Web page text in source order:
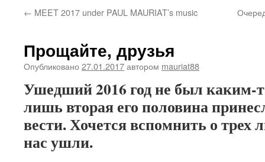
← MEET 2017 under PAUL MAURIAT’s music
Прощайте, друзья
Опубликовано 27.01.2017автором mauriat88
Ушедший 2016 год не был каким-
лишь вторая его половина
вести. Хочется вспомнить о трех
нас ушли.